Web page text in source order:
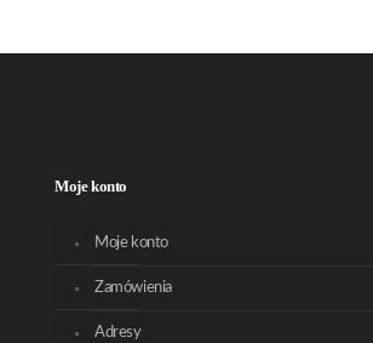
Moje konto
Moje konto
Zamówienia
Adresy